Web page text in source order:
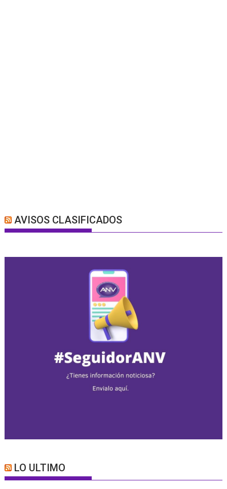
AVISOS CLASIFICADOS
LO ULTIMO